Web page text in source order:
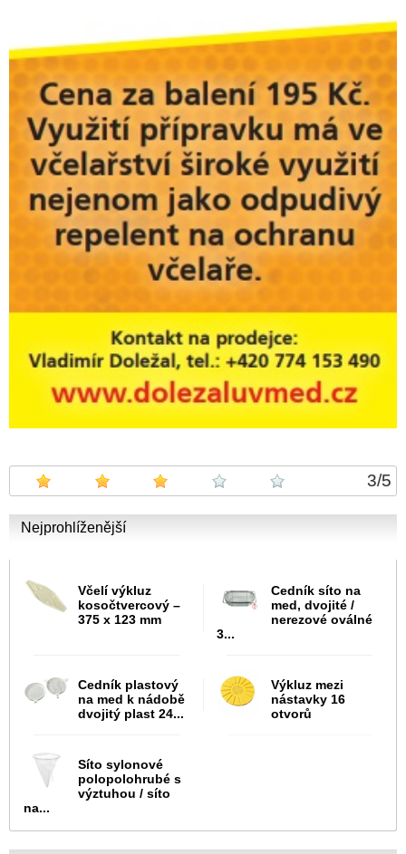
3/5
Nejprohlíženější
Včelí výkluz
kosočtvercový –
375 x 123 mm
Cedník síto na
med, dvojité /
nerezové oválné
3...
Cedník plastový
na med k nádobě
dvojitý plast 24...
Výkluz mezi
nástavky 16
otvorů
Síto sylonové
polopolohrubé s
výztuhou / síto
na...